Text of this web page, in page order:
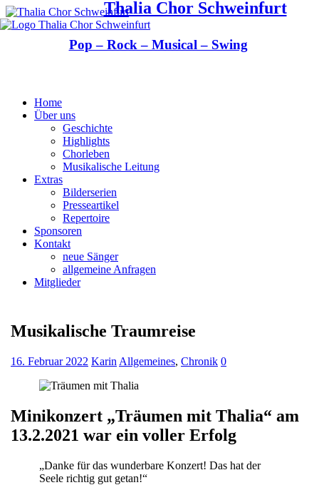
Thalia Chor Schweinfurt
Pop – Rock – Musical – Swing
Home
Über uns
Geschichte
Highlights
Chorleben
Musikalische Leitung
Extras
Bilderserien
Presseartikel
Repertoire
Sponsoren
Kontakt
neue Sänger
allgemeine Anfragen
Mitglieder
Musikalische Traumreise
16. Februar 2022 Karin Allgemeines, Chronik 0
Minikonzert „Träumen mit Thalia“ am
13.2.2021 war ein voller Erfolg
„Danke für das wunderbare Konzert! Das hat der
Seele richtig gut getan!“